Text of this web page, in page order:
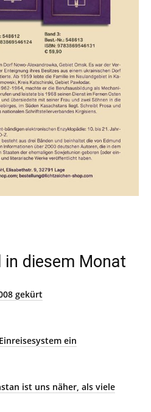
diesem Monat
gekürt
ein
ist uns näher, als viele